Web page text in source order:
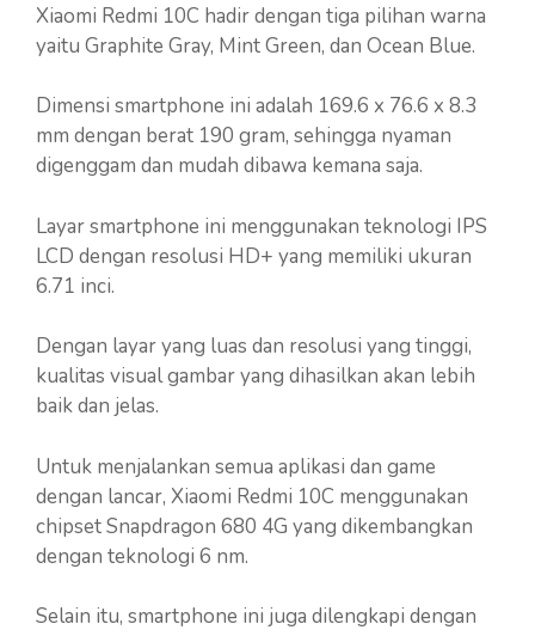
Xiaomi Redmi 10C hadir dengan tiga pilihan warna
yaitu Graphite Gray, Mint Green, dan Ocean Blue.
Dimensi smartphone ini adalah 169.6 x 76.6 x 8.3
mm dengan berat 190 gram, sehingga nyaman
digenggam dan mudah dibawa kemana saja.
Layar smartphone ini menggunakan teknologi IPS
LCD dengan resolusi HD+ yang memiliki ukuran
6.71 inci.
Dengan layar yang luas dan resolusi yang tinggi,
kualitas visual gambar yang dihasilkan akan lebih
baik dan jelas.
Untuk menjalankan semua aplikasi dan game
dengan lancar, Xiaomi Redmi 10C menggunakan
chipset Snapdragon 680 4G yang dikembangkan
dengan teknologi 6 nm.
Selain itu, smartphone ini juga dilengkapi dengan